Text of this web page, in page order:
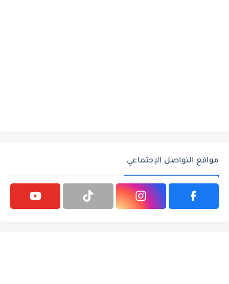
مواقع التواصل الإجتماعي